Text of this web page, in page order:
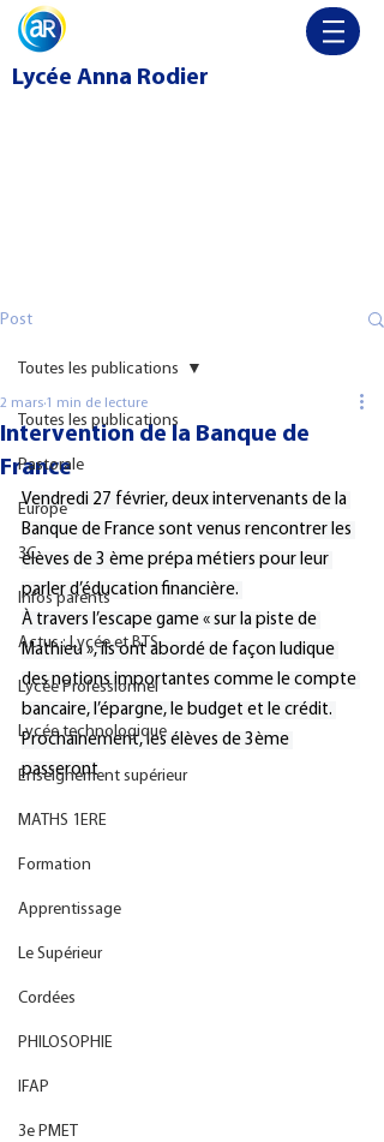
Lycée Anna Rodier
Post
Toutes les publications
Pastorale
Europe
3C
Infos parents
Actus : Lycée et BTS
Lycée Professionnel
Lycée technologique
Enseignement supérieur
MATHS 1ERE
Formation
Apprentissage
Le Supérieur
Cordées
PHILOSOPHIE
IFAP
3e PMET
Toutes les publications
Intervention de la Banque de
France
2 mars 1 min de lecture
Vendredi 27 février, deux intervenants de la
Banque de France sont venus rencontrer les
élèves de 3 ème prépa métiers pour leur
parler d’éducation financière.
À travers l’escape game « sur la piste de
Mathieu », ils ont abordé de façon ludique
des notions importantes comme le compte
bancaire, l’épargne, le budget et le crédit.
Prochainement, les élèves de 3ème
passeront